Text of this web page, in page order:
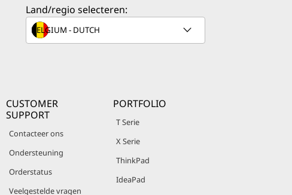
Land/regio selecteren:
CUSTOMER
SUPPORT
Contacteer ons
Ondersteuning
Orderstatus
Veelgestelde vragen
PORTFOLIO
T Serie
X Serie
ThinkPad
IdeaPad